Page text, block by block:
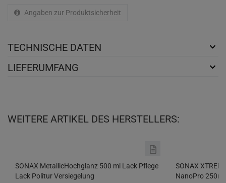
Angaben zur Produktsicherheit
TECHNISCHE DATEN
LIEFERUMFANG
WEITERE ARTIKEL DES HERSTELLERS:
SONAX MetallicHochglanz 500 ml Lack Pflege
Lack Politur Versiegelung
SONAX
NanoPro